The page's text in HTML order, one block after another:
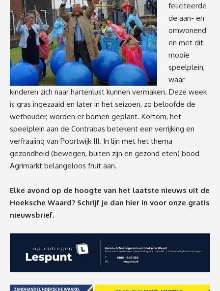
feliciteerde
de aan- en
omwonend
en met dit
mooie
speelplein,
waar
kinderen zich naar hartenlust kunnen vermaken. Deze week
is gras ingezaaid en later in het seizoen, zo beloofde de
wethouder, worden er bomen geplant. Kortom, het
speelplein aan de Contrabas betekent een verrijking en
verfraaiing van Poortwijk III. In lijn met het thema
gezondheid (bewegen, buiten zijn en gezond eten) bood
Agrimarkt belangeloos fruit aan.
Elke avond op de hoogte van het laatste nieuws uit de
Hoeksche Waard? Schrijf je dan hier in voor onze gratis
nieuwsbrief.